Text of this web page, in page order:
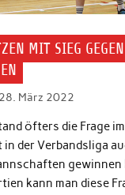
MIT SIEG
28. März 2022
öfters die Frage
der Verbandsliga
gewinnen
kann man diese